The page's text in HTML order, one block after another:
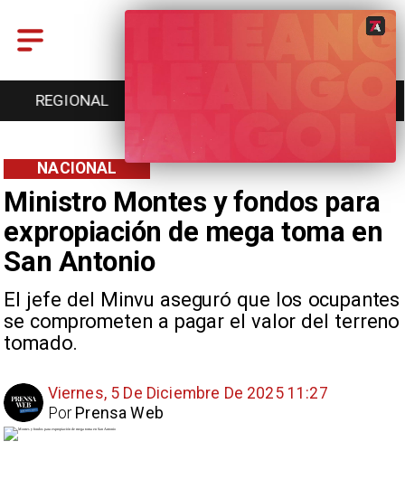
ENTRETENCIÓN DEPORTES
Ministro Montes y fondos para
expropiación de mega toma en
San Antonio
El jefe del Minvu aseguró que los ocupantes
se comprometen a pagar el valor del terreno
tomado.
NACIONAL
Viernes, 5 De Diciembre De 2025 11:27
Prensa Web
Por